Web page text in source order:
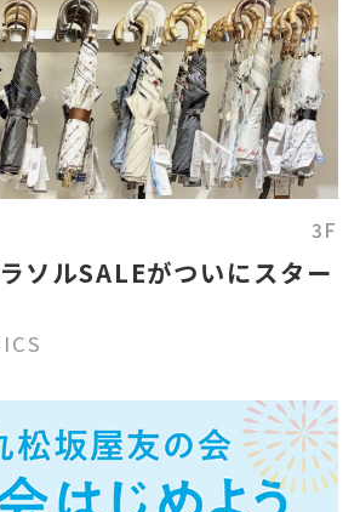
3F
ソルSALEがついにスター